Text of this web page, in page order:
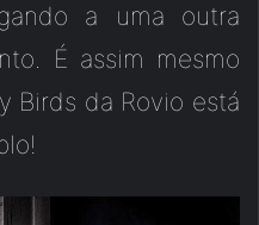
a uma outra
É assim mesmo
Birds da Rovio está